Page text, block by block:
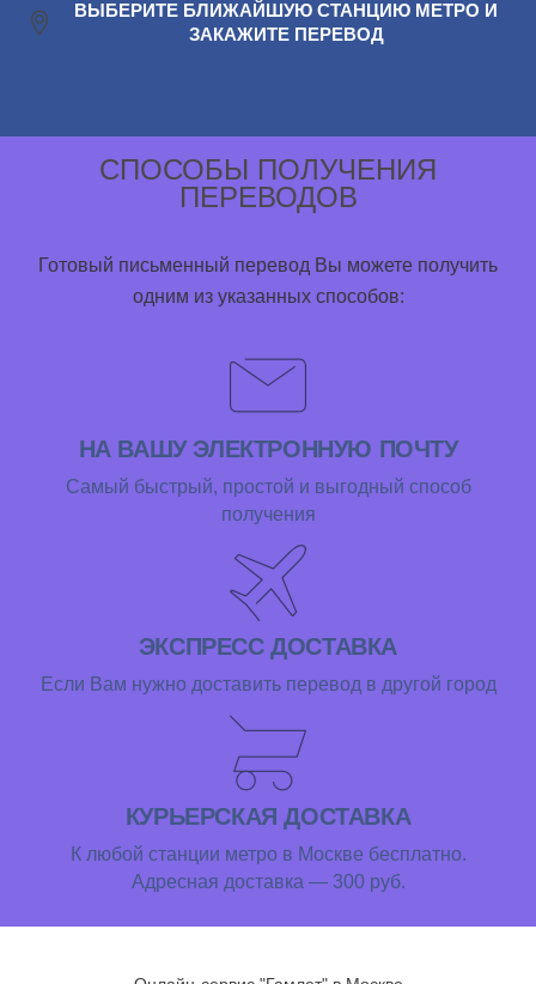
ВЫБЕРИТЕ БЛИЖАЙШУЮ СТАНЦИЮ МЕТРО И
ЗАКАЖИТЕ ПЕРЕВОД
СПОСОБЫ ПОЛУЧЕНИЯ
ПЕРЕВОДОВ
Готовый письменный перевод Вы можете получить
одним из указанных способов:
НА ВАШУ ЭЛЕКТРОННУЮ ПОЧТУ
Самый быстрый, простой и выгодный способ
получения
ЭКСПРЕСС ДОСТАВКА
Если Вам нужно доставить перевод в другой город
КУРЬЕРСКАЯ ДОСТАВКА
К любой станции метро в Москве бесплатно.
Адресная доставка — 300 руб.